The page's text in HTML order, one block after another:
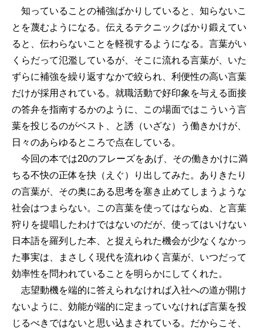
知っていることの補強ばかりしていると、知らないこ
とを蔑むようになる。伝えるテクニックばかり鍛えてい
ると、伝わらないことを軽視するようになる。言葉がい
くらだって氾濫しているが、そこに流れる言葉が、いた
ずらに補強を繰り返すなかで絞られ、利便性の高い言葉
だけが採用されている。就職活動で好印象を与える面接
の答弁を指南するかのように、この場面ではこういう言
葉を投じるのがベスト、と誘（いざな）う働きかけが、
日々のあらゆるところで点在している。
今回の本では20のフレーズをあげ、その働きかけに満
ちる不快の正体を抉（えぐ）り出してみた。ありきたり
の言葉が、その奥にある思考を塞き止めてしまうような
社会はつまらない。この言葉を使ってはならぬ、と言葉
狩りを提唱したわけではないのだが、使ってはいけない
日本語を羅列した本、と捉えられた機会が少なくなかっ
た事実は、まさしく現代を流れゆく言葉が、いつだって
効率性を問われていることを明らかにしてくれた。
志望動機を端的に答えられなければ入社への道が開け
ないように、効能が端的に定まっていなければ言葉を投
じるべきではないと思い込まされている。だからこそ、